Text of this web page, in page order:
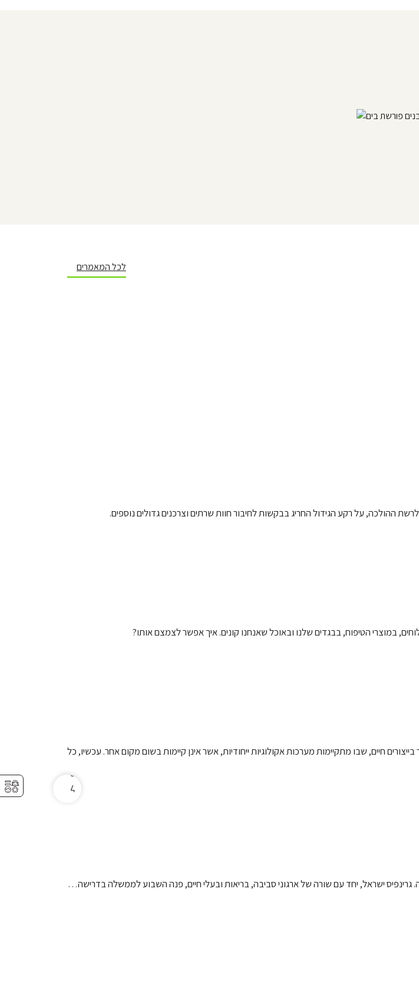
לכל המאמרים
ההולכה, על רקע הגידול החריג בבקשות לחיבור חוות שרתים וצרכנים גדולים נוספים.
במוצרי הטיפוח, בבגדים שלנו ובאוכל שאנחנו קונים. איך אפשר לצמצם אותו?
חיים, שבו מתקיימות מערכות אקולוגיות ייחודיות, אשר אינן קיימות בשום מקום אחר. עכשיו, כל
ישראל, יחד עם שורה של ארגוני סביבה, בריאות ובעלי חיים, פנה השבוע לממשלה בדרישה…
ל
ח
⚥︎